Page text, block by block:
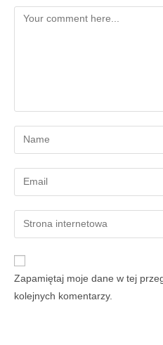
Zapamiętaj moje dane w tej
kolejnych komentarzy.